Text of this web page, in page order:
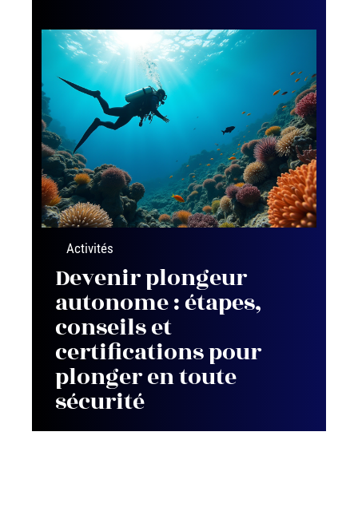
Activités
Devenir plongeur
autonome : étapes,
conseils et
certifications pour
plonger en toute
sécurité